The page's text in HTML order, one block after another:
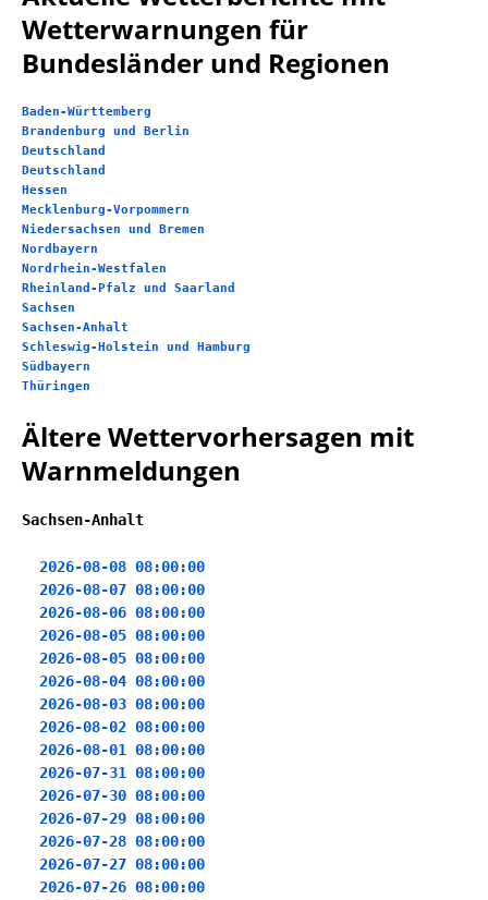
Wetterwarnungen für
Bundesländer und Regionen
Baden-Württemberg
Brandenburg und Berlin
Deutschland
Deutschland
Hessen
Mecklenburg-Vorpommern
Niedersachsen und Bremen
Nordbayern
Nordrhein-Westfalen
Rheinland-Pfalz und Saarland
Sachsen
Sachsen-Anhalt
Schleswig-Holstein und Hamburg
Südbayern
Thüringen
Ältere Wettervorhersagen mit
Warnmeldungen
Sachsen-Anhalt
2026-08-08 08:00:00
2026-08-07 08:00:00
2026-08-06 08:00:00
2026-08-05 08:00:00
2026-08-05 08:00:00
2026-08-04 08:00:00
2026-08-03 08:00:00
2026-08-02 08:00:00
2026-08-01 08:00:00
2026-07-31 08:00:00
2026-07-30 08:00:00
2026-07-29 08:00:00
2026-07-28 08:00:00
2026-07-27 08:00:00
2026-07-26 08:00:00